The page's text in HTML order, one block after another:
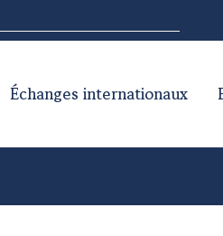
Échanges internationaux